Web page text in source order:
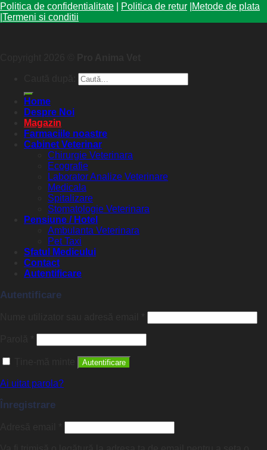
Politica de confidentialitate Politica de retur Metode de plata
Termeni si conditii
Home
Despre Noi
Magazin
Farmaciile noastre
Cabinet Veterinar
Chirurgie Veterinara
Ecografie
Laborator Analize Veterinare
Medicala
Spitalizare
Stomatologie Veterinara
Pensiune / Hotel
Ambulanta Veterinara
Pet Taxi
Sfatul Medicului
Contact
Autentificare
Autentificare
Autentificare
Ai uitat parola?
Înregistrare